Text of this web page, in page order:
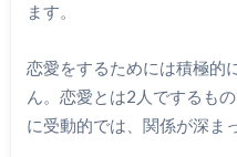
ます。
恋愛をするためには積極的
ん。恋愛とは2人でするも
に受動的では、関係が深ま